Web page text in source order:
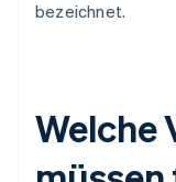
bezeichnet.
Welche